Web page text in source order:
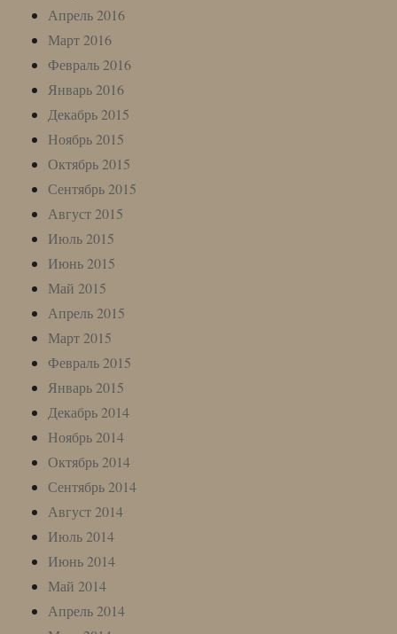
Апрель 2016
Март 2016
Февраль 2016
Январь 2016
Декабрь 2015
Ноябрь 2015
Октябрь 2015
Сентябрь 2015
Август 2015
Июль 2015
Июнь 2015
Май 2015
Апрель 2015
Март 2015
Февраль 2015
Январь 2015
Декабрь 2014
Ноябрь 2014
Октябрь 2014
Сентябрь 2014
Август 2014
Июль 2014
Июнь 2014
Май 2014
Апрель 2014